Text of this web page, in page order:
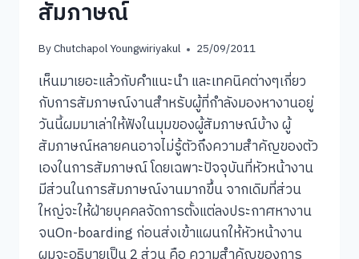
เล่า
(แต่
ผ่าน
ซัก
ที)
สัมภาษณ์
ByChutchapol Youngwiriyakul 25/09/2011
เห็นมาเยอะแล้วกับคำแนะนำ และเทคนิคต่างๆเกี่ยว
กับการสัมภาษณ์งานสำหรับผู้ที่กำลังมองหางานอยู่
วันนี้ผมมาเล่าให้ฟังในมุมของผู้สัมภาษณ์บ้าง ผู้
สัมภาษณ์หลายคนอาจไม่รู้ตัวถึงความสำคัญของตัว
เองในการสัมภาษณ์ โดยเฉพาะปัจจุบันที่หัวหน้างาน
มีส่วนในการสัมภาษณ์งานมากขึ้น จากเดิมที่ส่วน
ใหญ่จะให้ฝ่ายบุคคลจัดการตั้งแต่ลงประกาศหางาน
จนOn-boarding ก่อนส่งเข้าแผนกให้หัวหน้างาน